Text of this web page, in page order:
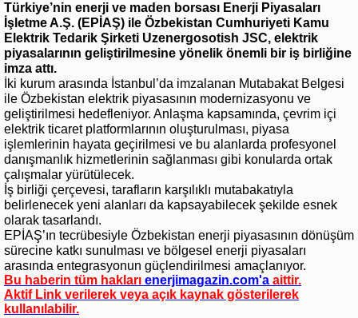
Türkiye’nin enerji ve maden borsası Enerji Piyasaları
İşletme A.Ş. (EPİAŞ) ile Özbekistan Cumhuriyeti Kamu
Elektrik Tedarik Şirketi Uzenergosotish JSC, elektrik
piyasalarının geliştirilmesine yönelik önemli bir iş birliğine
imza attı.
İki kurum arasında İstanbul’da imzalanan Mutabakat Belgesi
ile Özbekistan elektrik piyasasının modernizasyonu ve
geliştirilmesi hedefleniyor. Anlaşma kapsamında, çevrim içi
elektrik ticaret platformlarının oluşturulması, piyasa
işlemlerinin hayata geçirilmesi ve bu alanlarda profesyonel
danışmanlık hizmetlerinin sağlanması gibi konularda ortak
çalışmalar yürütülecek.
İş birliği çerçevesi, tarafların karşılıklı mutabakatıyla
belirlenecek yeni alanları da kapsayabilecek şekilde esnek
olarak tasarlandı.
EPİAŞ’ın tecrübesiyle Özbekistan enerji piyasasının dönüşüm
sürecine katkı sunulması ve bölgesel enerji piyasaları
arasında entegrasyonun güçlendirilmesi amaçlanıyor.
Bu haberin tüm hakları enerjimagazin.com'a aittir.
Aktif Link verilerek veya açık kaynak gösterilerek
kullanılabilir.